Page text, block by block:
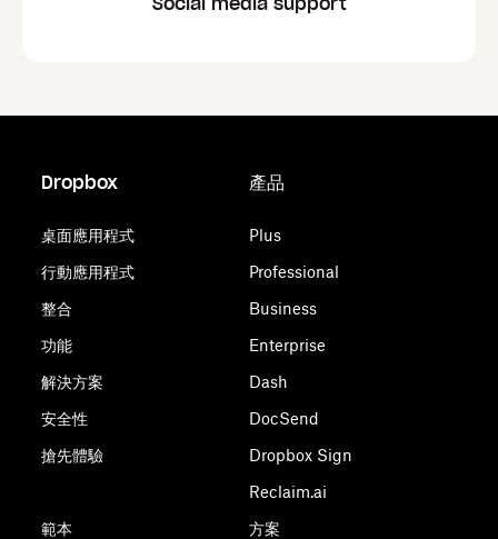
Dropbox
桌面應用程式
行動應用程式
整合
功能
解決方案
安全性
搶先體驗
範本
產品
Plus
Professional
Business
Enterprise
Dash
DocSend
Dropbox Sign
Reclaim.ai
方案